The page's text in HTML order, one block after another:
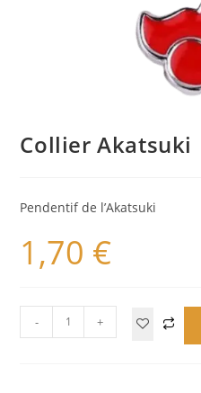
Collier Akatsuki
Pendentif de l’Akatsuki
1,70 €
- +